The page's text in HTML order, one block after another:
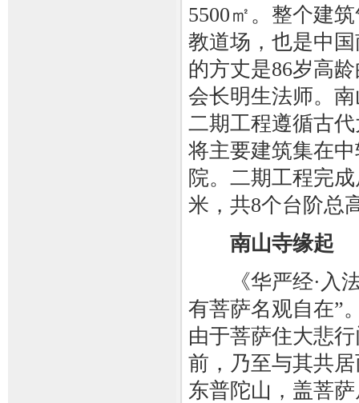
5500㎡。整个建
教道场，也是中
的方丈是86岁高
会长明生法师。
二期工程遵循古
将主要建筑集在
院。二期工程完
米，共8个台阶总
南山寺缘起
《华严经·入法
有菩萨名观自在”
由于菩萨住大悲
前，乃至与其共
东普陀山，盖菩